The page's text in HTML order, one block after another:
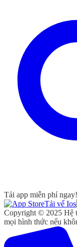
Tải app miễn phí ngay!
Tải vể Ios
Copyright © 2025 Hệ
mọi hình thức nếu